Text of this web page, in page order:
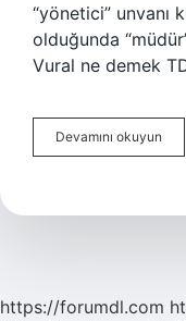
“yönetici” unvanı
olduğunda
Vural ne demek
Devamını okuyun
Ne
https://forumdl.com